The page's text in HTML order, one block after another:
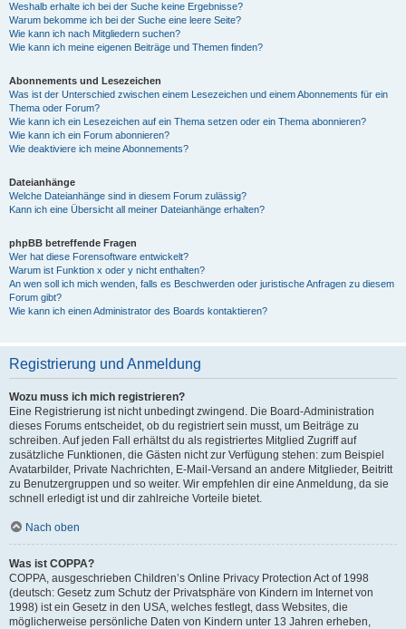
Weshalb erhalte ich bei der Suche keine Ergebnisse?
Warum bekomme ich bei der Suche eine leere Seite?
Wie kann ich nach Mitgliedern suchen?
Wie kann ich meine eigenen Beiträge und Themen finden?
Abonnements und Lesezeichen
Was ist der Unterschied zwischen einem Lesezeichen und einem Abonnements für ein
Thema oder Forum?
Wie kann ich ein Lesezeichen auf ein Thema setzen oder ein Thema abonnieren?
Wie kann ich ein Forum abonnieren?
Wie deaktiviere ich meine Abonnements?
Dateianhänge
Welche Dateianhänge sind in diesem Forum zulässig?
Kann ich eine Übersicht all meiner Dateianhänge erhalten?
phpBB betreffende Fragen
Wer hat diese Forensoftware entwickelt?
Warum ist Funktion x oder y nicht enthalten?
An wen soll ich mich wenden, falls es Beschwerden oder juristische Anfragen zu diesem
Forum gibt?
Wie kann ich einen Administrator des Boards kontaktieren?
Registrierung und Anmeldung
Wozu muss ich mich registrieren?
Eine Registrierung ist nicht unbedingt zwingend. Die Board-Administration
dieses Forums entscheidet, ob du registriert sein musst, um Beiträge zu
schreiben. Auf jeden Fall erhältst du als registriertes Mitglied Zugriff auf
zusätzliche Funktionen, die Gästen nicht zur Verfügung stehen: zum Beispiel
Avatarbilder, Private Nachrichten, E-Mail-Versand an andere Mitglieder, Beitritt
zu Benutzergruppen und so weiter. Wir empfehlen dir eine Anmeldung, da sie
schnell erledigt ist und dir zahlreiche Vorteile bietet.
Nach oben
Was ist COPPA?
COPPA, ausgeschrieben Children’s Online Privacy Protection Act of 1998
(deutsch: Gesetz zum Schutz der Privatsphäre von Kindern im Internet von
1998) ist ein Gesetz in den USA, welches festlegt, dass Websites, die
möglicherweise persönliche Daten von Kindern unter 13 Jahren erheben,